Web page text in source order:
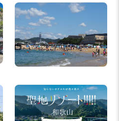
田辺扇ヶ浜海水浴場
2026年7月1日（水）～ 202
6年8月31日（月）9：00～
17：30
聖地リゾート！和歌山 モ
バイルスタンプラリー